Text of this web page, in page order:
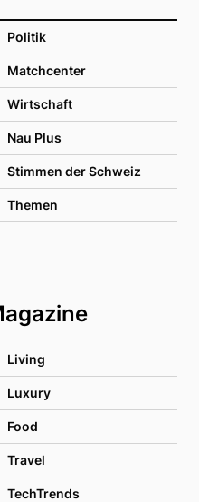
Politik
Matchcenter
Wirtschaft
Nau Plus
Stimmen der Schweiz
Themen
Living
Luxury
Food
Travel
TechTrends